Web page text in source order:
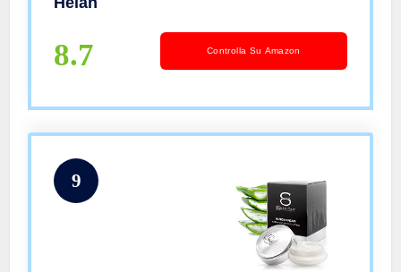
8.7 Controlla Su Amazon
9